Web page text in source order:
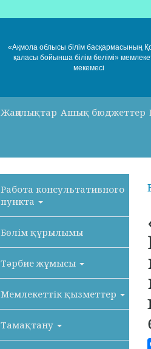
«Ақмола облысы білім басқармасының
қаласы бойынша білім бөлімі»
мекемесі
Жаңалықтар Ашық бюджеттер
Работа консультативного
пункта
Бөлім құрылымы
Тәрбие жұмысы
Мемлекеттік қызметтер
Тамақтану